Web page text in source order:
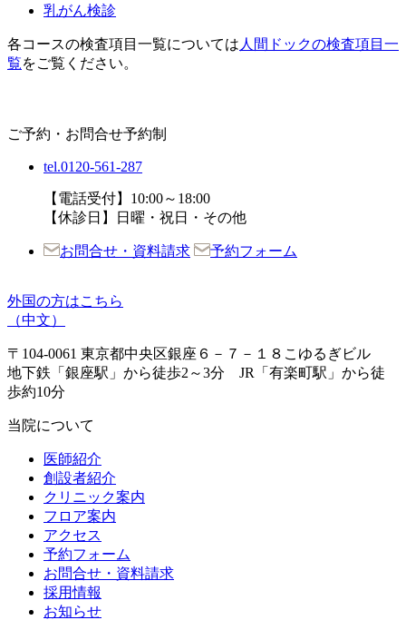
乳がん検診
各コースの検査項目一覧については 人間ドックの検査項目一
覧をご覧ください。
ご予約・お問合せ予約制
tel.0120-561-287
【電話受付】10:00～18:00
【休診日】日曜・祝日・その他
お問合せ・資料請求 予約フォーム
外国の方はこちら
（中文）
〒104-0061 東京都中央区銀座６－７－１８こゆるぎビル
地下鉄「銀座駅」から徒歩2～3分 JR「有楽町駅」から徒
歩約10分
当院について
医師紹介
創設者紹介
クリニック案内
フロア案内
アクセス
予約フォーム
お問合せ・資料請求
採用情報
お知らせ